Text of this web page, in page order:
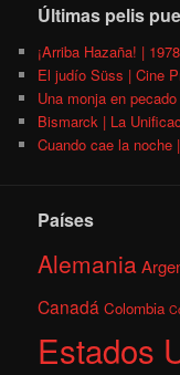
Últimas pelis
¡Arriba Hazaña! |
El judío Süss | Cine
Una monja en
Bismarck | La
Cuando cae la noche
Países
Alemania
Canadá Colombia
Estados